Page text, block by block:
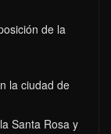
de la
la ciudad de
Santa Rosa y